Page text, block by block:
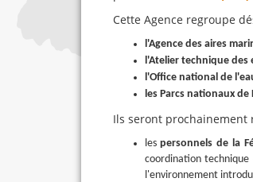
Cette Agence regroupe
l'Agence des aires
l'Atelier technique des
l'Office national de
les Parcs nationaux de
Ils seront prochainement
les personnels de la
coordination technique
l'environnement